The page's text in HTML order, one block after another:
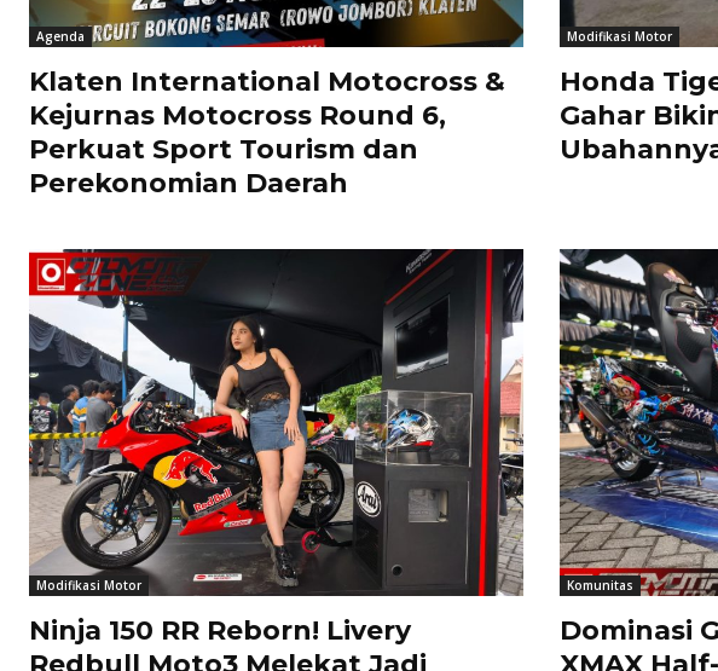
Agenda
Klaten International Motocross &
Kejurnas Motocross Round 6,
Perkuat Sport Tourism dan
Perekonomian Daerah
Modifikasi Motor
Honda
Gahar
Modifikasi Motor
Ninja 150 RR Reborn! Livery
Redbull Moto3 Melekat Jadi
Komunitas
Dominasi
XMAX